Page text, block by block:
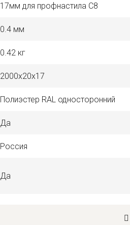
17мм для профнастила С8
0.4 мм
0.42 кг
2000х20х17
Полиэстер RAL односторонний
Да
Россия
Да